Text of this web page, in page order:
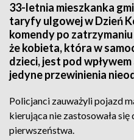
33-letnia mieszkanka
taryfy ulgowej w Dzień
komendy po
że kobieta, która w
dzieci, jest pod
jedyne przewinienia
Policjanci zauważyli pojazd
kierująca nie zastosowała się
pierwszeństwa.